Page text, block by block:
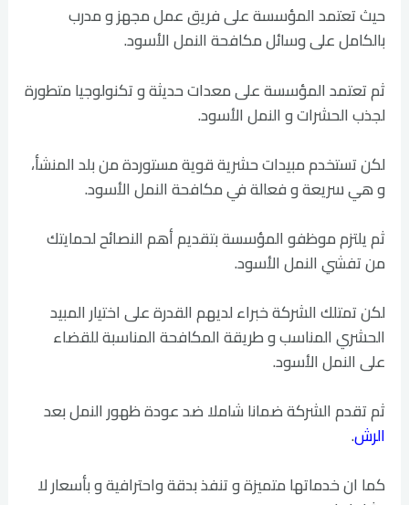
حيث تعتمد المؤسسة على فريق عمل مجهز و مدرب
بالكامل على وسائل مكافحة النمل الأسود.
ثم تعتمد المؤسسة على معدات حديثة و تكنولوجيا متطورة
لجذب الحشرات و النمل الأسود.
لكن تستخدم مبيدات حشرية قوية مستوردة من بلد المنشأ،
و هي سريعة و فعالة في مكافحة النمل الأسود.
ثم يلتزم موظفو المؤسسة بتقديم أهم النصائح لحمايتك
من تفشي النمل الأسود.
لكن تمتلك الشركة خبراء لديهم القدرة على اختيار المبيد
الحشري المناسب و طريقة المكافحة المناسبة للقضاء
على النمل الأسود.
ثم تقدم الشركة ضمانا شاملا ضد عودة ظهور النمل بعد
الرش.
كما ان خدماتها متميزة و تنفذ بدقة واحترافية و بأسعار لا